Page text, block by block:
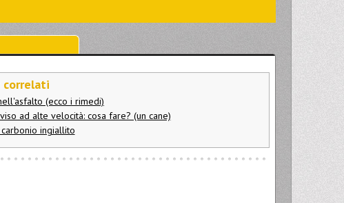
correlati
(ecco i rimedi)
ad alte velocità: cosa fare? (un cane)
ingiallito